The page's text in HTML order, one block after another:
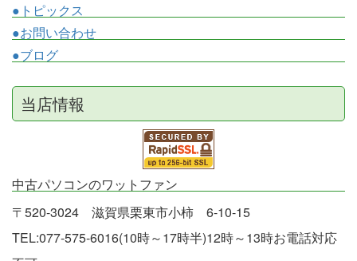
●トピックス
●お問い合わせ
●ブログ
当店情報
中古パソコンのワットファン
〒520-3024 滋賀県栗東市小柿 6-10-15
TEL:077-575-6016(10時～17時半)12時～13時お電話対応